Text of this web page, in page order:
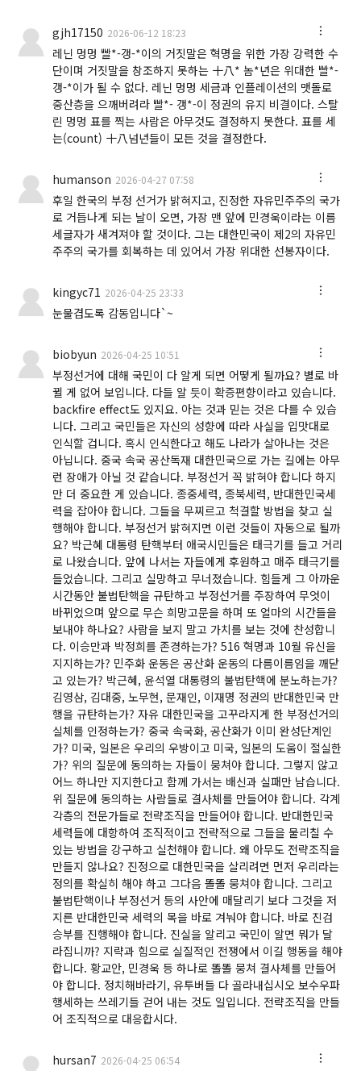
gjh17150 2026-06-12 18:23
레닌 멍멍 빨*-갱-*이의 거짓말은 혁명을 위한 가장 강력한 수
단이며 거짓말을 창조하지 못하는 十八* 놈*년은 위대한 빨*-
갱-*이가 될 수 없다. 레닌 멍멍 세금과 인플레이션의 맷돌로
중산층을 으깨버려라 빨*- 갱*-이 정권의 유지 비결이다. 스탈
린 멍멍 표를 찍는 사람은 아무것도 결정하지 못한다. 표를 세
는(count) 十八넘년들이 모든 것을 결정한다.
humanson 2026-04-27 07:58
후일 한국의 부정 선거가 밝혀지고, 진정한 자유민주주의 국가
로 거듭나게 되는 날이 오면, 가장 맨 앞에 민경욱이라는 이름
세글자가 새겨져야 할 것이다. 그는 대한민국이 제2의 자유민
주주의 국가를 회복하는 데 있어서 가장 위대한 선봉자이다.
kingyc71 2026-04-25 23:33
눈물겹도록 감동입니다`~
biobyun 2026-04-25 10:51
부정선거에 대해 국민이 다 알게 되면 어떻게 될까요? 별로 바
뀔 게 없어 보입니다. 다들 알 듯이 확증편향이라고 있습니다.
backfire effect도 있지요. 아는 것과 믿는 것은 다를 수 있습
니다. 그리고 국민들은 자신의 성향에 따라 사실을 입맛대로
인식할 겁니다. 혹시 인식한다고 해도 나라가 살아나는 것은
아닙니다. 중국 속국 공산독재 대한민국으로 가는 길에는 아무
런 장애가 아닐 것 같습니다. 부정선거 꼭 밝혀야 합니다 하지
만 더 중요한 게 있습니다. 종중세력, 종북세력, 반대한민국세
력을 잡아야 합니다. 그들을 무찌르고 척결할 방법을 찾고 실
행해야 합니다. 부정선거 밝혀지면 이런 것들이 자동으로 될까
요? 박근혜 대통령 탄핵부터 애국시민들은 태극기를 들고 거리
로 나왔습니다. 앞에 나서는 자들에게 후원하고 매주 태극기를
들었습니다. 그리고 실망하고 무너졌습니다. 힘들게 그 아까운
시간동안 불법탄핵을 규탄하고 부정선거를 주장하여 무엇이
바뀌었으며 앞으로 무슨 희망고문을 하며 또 얼마의 시간들을
보내야 하나요? 사람을 보지 말고 가치를 보는 것에 찬성합니
다. 이승만과 박정희를 존경하는가? 516 혁명과 10월 유신을
지지하는가? 민주화 운동은 공산화 운동의 다름이름임을 깨닫
고 있는가? 박근혜, 윤석열 대통령의 불법탄핵에 분노하는가?
김영삼, 김대중, 노무현, 문재인, 이재명 정권의 반대한민국 만
행을 규탄하는가? 자유 대한민국을 고꾸라지게 한 부정선거의
실체를 인정하는가? 중국 속국화, 공산화가 이미 완성단계인
가? 미국, 일본은 우리의 우방이고 미국, 일본의 도움이 절실한
가? 위의 질문에 동의하는 자들이 뭉쳐야 합니다. 그렇지 않고
어느 하나만 지지한다고 함께 가서는 배신과 실패만 남습니다.
위 질문에 동의하는 사람들로 결사체를 만들어야 합니다. 각계
각층의 전문가들로 전략조직을 만들어야 합니다. 반대한민국
세력들에 대항하여 조직적이고 전략적으로 그들을 물리칠 수
있는 방법을 강구하고 실천해야 합니다. 왜 아무도 전략조직을
만들지 않나요? 진정으로 대한민국을 살리려면 먼저 우리라는
정의를 확실히 해야 하고 그다음 똘똘 뭉쳐야 합니다. 그리고
불법탄핵이나 부정선거 등의 사안에 매달리기 보다 그것을 저
지른 반대한민국 세력의 목을 바로 겨눠야 합니다. 바로 진검
승부를 진행해야 합니다. 진실을 알리고 국민이 알면 뭐가 달
라집니까? 지략과 힘으로 실질적인 전쟁에서 이길 행동을 해야
합니다. 황교안, 민경욱 등 하나로 똘똘 뭉쳐 결사체를 만들어
야 합니다. 정치해바라기, 유투버들 다 골라내십시오 보수우파
행세하는 쓰레기들 걷어 내는 것도 일입니다. 전략조직을 만들
어 조직적으로 대응합시다.
hursan7 2026-04-25 06:54